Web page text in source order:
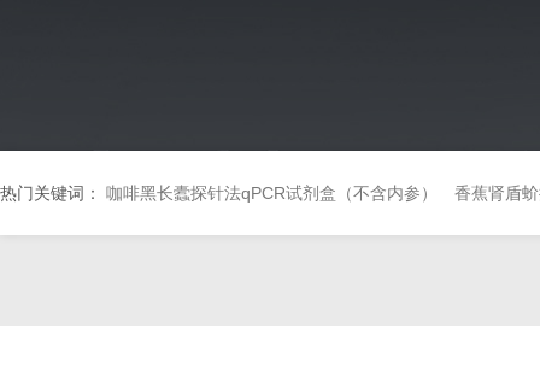
热门关键词： 咖啡黑长蠹探针法qPCR试剂盒（不含内参） 香蕉肾盾